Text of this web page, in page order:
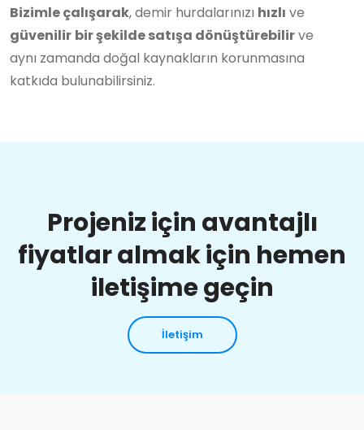
Bizimle çalışarak, demir hurdalarınızı hızlı ve
güvenilir bir şekilde satışa dönüştürebilirve
aynı zamanda doğal kaynakların korunmasına
katkıda bulunabilirsiniz.
Projeniz için avantajlı
fiyatlar almak için hemen
iletişime geçin
İletişim